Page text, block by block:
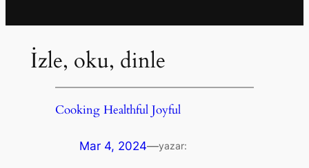
İzle, oku, dinle
Cooking Healthful Joyful
Mar 4, 2024—yazar: